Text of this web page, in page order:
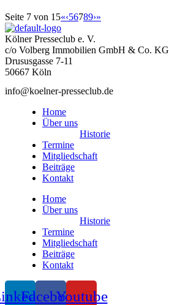
Seite 7 von 15«‹56789›»
Kölner Presseclub e. V.
c/o Volberg Immobilien GmbH & Co. KG
Drususgasse 7-11
50667 Köln
info@koelner-presseclub.de
Home
Über uns
Historie
Termine
Mitgliedschaft
Beiträge
Kontakt
Home
Über uns
Historie
Termine
Mitgliedschaft
Beiträge
Kontakt
FacebookYoutube